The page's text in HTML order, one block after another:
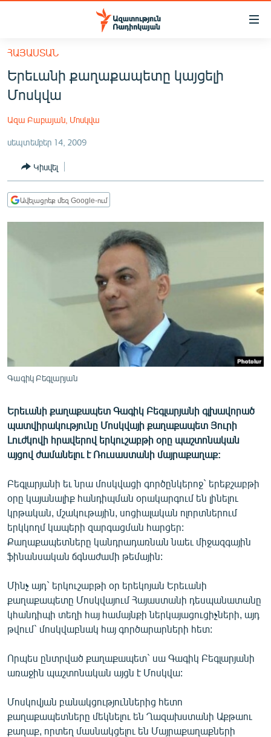
Մատչելիության
հիմնական
բովանդակությանը
Անցնել
հիմնական
մենյուին
ՀԱՅԱՍՏԱՆ
ՔԱՂԱՔԱԿԱՆ
ԸՆՏՐՈՒԹՅՈՒՆՆԵՐ 2026
ԻՐԱՎՈՒՆՔ
ՀԱՍԱՐԱԿՈՒԹՅՈՒՆ
ՏՆՏԵՍՈՒԹՅՈՒՆ
ՊԱՏԵՐԱԶՄԻ 6 ՇԱԲԱԹՆԵՐԸ
ՄՇԱԿՈՒՅԹ
ՄԵԿՆԱԲԱՆՈՒԹՅՈՒՆ
ՏՏ ԵՒ ԻՆՏԵՐՆԵՏ
ԱՐԽԻՎ
ՏԵՍԱՆՅՈՒԹԵՐ
ԲԱՆԱՎԵՃ
ՁԳՏԵԼՈՎ ԼԱՎԱԳՈՒՅՆԻՆ
ՓՈԴՔԱՍԹ
Հայերեն
English
ՀԵՏԵՎԵՔ ՄԵԶ
ՀԱՅԱՍՏԱՆ
Երեւանի քաղաքապետը կայցելի
Մոսկվա
Ազա Բաբայան, Մոսկվա
սեպտեմբեր 14, 2009
Կիսվել
Ավելացրեք մեզ Google-ում
Գագիկ Բեգլարյան
Երեւանի քաղաքապետ Գագիկ Բեգլարյանի գլխավորած
պատվիրակությունը Մոսկվայի քաղաքապետ Յուրի
Լուժկովի հրավերով երկուշաբթի օրը պաշտոնական
այցով ժամանելու է Ռուսաստանի մայրաքաղաք:
Բեգլարյանի եւ նրա մոսկվացի գործընկերոջ` երեքշաբթի
օրը կայանալիք հանդիպման օրակարգում են լինելու
կրթական, մշակութային, սոցիալական ոլորտներում
երկկողմ կապերի զարգացման հարցեր:
Քաղաքապետները կանդրադառնան նաեւ միջազգային
ֆինանսական ճգնաժամի թեմային:
Մինչ այդ` երկուշաբթի օր երեկոյան Երեւանի
քաղաքապետը Մոսկվայում Հայաստանի դեսպանատանը
կհանդիպի տեղի հայ համայնքի ներկայացուցիչների, այդ
թվում` մոսկվաբնակ հայ գործարարների հետ:
Որպես ընտրված քաղաքապետ` սա Գագիկ Բեգլարյանի
առաջին պաշտոնական այցն է Մոսկվա:
Մոսկովյան բանակցություններից հետո
քաղաքապետները մեկնելու են Ղազախստանի Աքթաու
քաղաք, որտեղ մասնակցելու են Մայրաքաղաքների